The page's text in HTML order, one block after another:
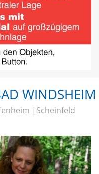
WINDSHEIM
Scheinfeld